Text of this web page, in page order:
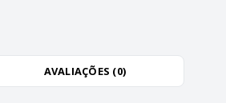
AVALIAÇÕES (0)